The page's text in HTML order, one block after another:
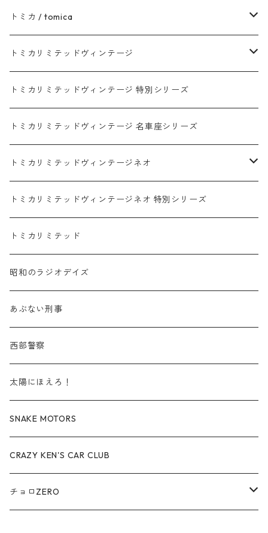
トヨタ / TOYOTA
ダイハツ / DAIHATSU
マツダ / MAZDA
ホンダ / HONDA
日産 / NISSAN
スバル / SUBARU
スズキ / SUZUKI
三菱 / MITSUBISHI
シボレー / Chevrolet
ビー・エム・ダブリュー / BMW
レクサス / LEXUS
アウディ / Audi
ロータス / LOTUS
三菱ふそう/ MITSUBISHI FUSO
トミカ / tomica
赤箱 - 現行トミカ
赤箱 - 限定トミカ 初回特別カラー
赤箱 - 絶版（廃盤）トミカ No.1-120
赤箱 - 絶版（廃盤）トミカ No.1-9
赤箱 - 絶版（廃盤）トミカ No.10-19
赤箱 - 絶版（廃盤）トミカ No.60-69
赤箱 - 絶版（廃盤）トミカ No.70-79
赤箱 - 絶版（廃盤）ロングトミカ No.121-
赤箱 - 車種別
乗用車
商用車・公用車
トミカリミテッドヴィンテージ
TLV - NEW LINEUP
TLV - No. LV-00-195
TLV - No. LV-00-09
TLV - No. LV-10-19
TLV - No. LV-60-69
TLV - No. LV-70-79
TLV - 車種別
乗用車
商用車・公用車
トミカリミテッドヴィンテージ 特別シリーズ
トミカリミテッドヴィンテージ 名車座シリーズ
トミカリミテッドヴィンテージネオ
TLVN - NEW LINEUP
TLVN - No. LV-00-219
TLVN - No. LV-00-09
TLVN - No. LV-10-19
TLVN - No. LV-60-69
TLVN - No. LV-70-79
TLVN - 車種別
乗用車
商用車・公用車
トミカリミテッドヴィンテージネオ 特別シリーズ
トミカリミテッド
昭和のラジオデイズ
あぶない刑事
西部警察
太陽にほえろ！
SNAKE MOTORS
CRAZY KEN'S CAR CLUB
チョロZERO